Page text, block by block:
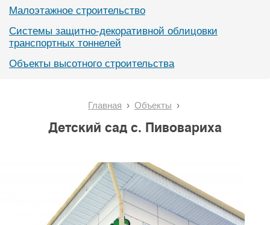
Малоэтажное строительство
Системы защитно-декоративной облицовки
транспортных тоннелей
Объекты высотного строительства
Главная Объекты
Детский сад с. Пивовариха